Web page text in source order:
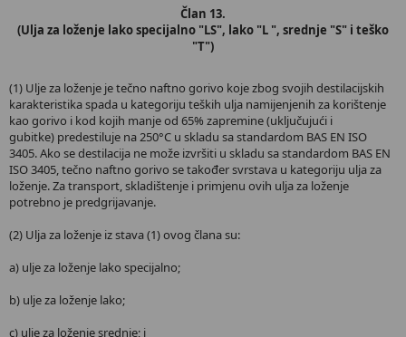
Član 13.
(Ulja za loženje lako specijalno "LS", lako "L ", srednje "S" i teško
"T")
(1) Ulje za loženje je tečno naftno gorivo koje zbog svojih destilacijskih
karakteristika spada u kategoriju teških ulja namijenjenih za korištenje
kao gorivo i kod kojih manje od 65% zapremine (uključujući i
gubitke) predestiluje na 250°C u skladu sa standardom BAS EN ISO
3405. Ako se destilacija ne može izvršiti u skladu sa standardom BAS EN
ISO 3405, tečno naftno gorivo se također svrstava u kategoriju ulja za
loženje. Za transport, skladištenje i primjenu ovih ulja za loženje
potrebno je predgrijavanje.
(2) Ulja za loženje iz stava (1) ovog člana su:
a) ulje za loženje lako specijalno;
b) ulje za loženje lako;
c) ulje za loženje srednje; i